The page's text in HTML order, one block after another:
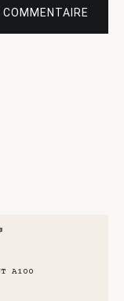
COMMENTAIRE
A100